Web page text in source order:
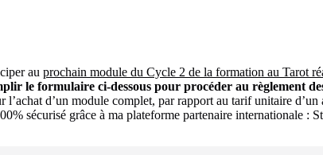
au prochain module du Cycle 2 de la formation au Tarot
le formulaire ci-dessous pour procéder au règlement
l’achat d’un module complet, par rapport au tarif unitaire d’un
sécurisé grâce à ma plateforme partenaire internationale :